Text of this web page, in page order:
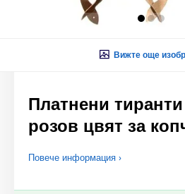
Вижте още
Платнени
розов цвят за
Повече информация ›